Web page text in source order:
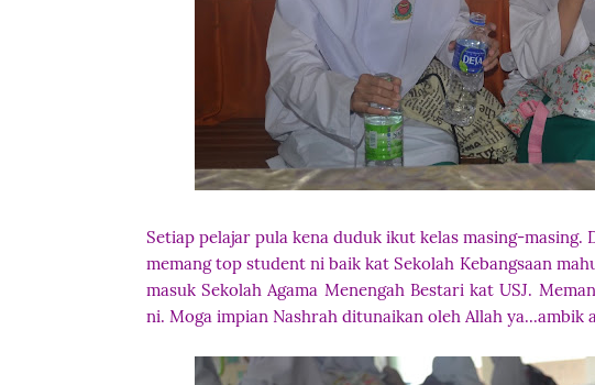
Setiap pelajar pula kena duduk ikut kelas masing-masing.
memang top student ni baik kat Sekolah Kebangsaan
masuk Sekolah Agama Menengah Bestari kat USJ.
ni. Moga impian Nashrah ditunaikan oleh Allah ya...ambik